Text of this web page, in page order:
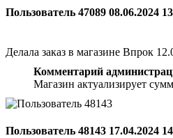
Пользователь 47089 08.06.2024
Делала заказ в магазине Впрок
Комментарий
Магазин актуализирует
Пользователь 48143 17.04.2024